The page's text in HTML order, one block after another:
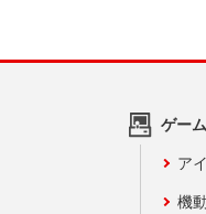
ゲー
ア
機